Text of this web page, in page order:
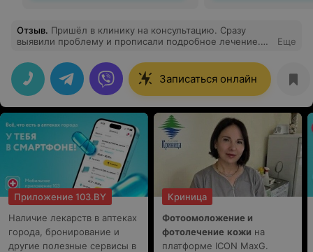
Отзыв. Пришёл в клинику на консультацию. Сразу
выявили проблему и прописали подробное лечение.
ремонтом и интерьером
Еще
Записаться онлайн
Приложение 103.BY
Наличие лекарств в аптеках
города, бронирование и
другие полезные сервисы в
Криница
Фотоомоложение и
фотолечение кожи на
платформе ICON MaxG.